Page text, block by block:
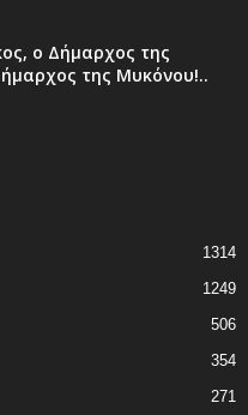
o Δήμαρχος της
της Μυκόνου!..
1314
1249
506
354
271